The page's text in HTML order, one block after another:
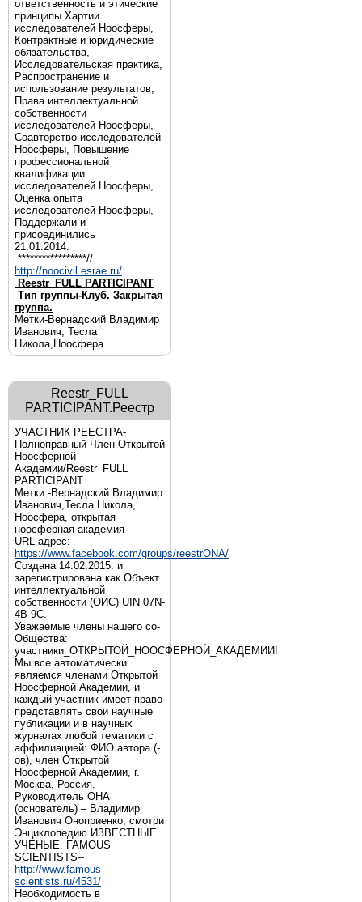
ответственность и этические
принципы Хартии
исследователей Ноосферы,
Контрактные и юридические
обязательства,
Исследовательская практика,
Распространение и
использование результатов,
Права интеллектуальной
собственности
исследователей Ноосферы,
Соавторство исследователей
Ноосферы, Повышение
профессиональной
квалификации
исследователей Ноосферы,
Оценка опыта
исследователей Ноосферы,
Поддержали и
присоединились
21.01.2014.
*****************//
http://noocivil.esrae.ru/
Reestr_FULL PARTICIPANT
Тип группы-Клуб. Закрытая
группа.
Метки-Вернадский Владимир
Иванович, Тесла
Никола,Ноосфера.
Reestr_FULL
PARTICIPANT.Реестр
УЧАСТНИК РЕЕСТРА-
Полноправный Член Открытой
Ноосферной
Академии/Reestr_FULL
PARTICIPANT
Метки -Вернадский Владимир
Иванович,Тесла Никола,
Ноосфера, открытая
ноосферная академия
URL-адрес:
https://www.facebook.com/groups/reestrONA/
Создана 14.02.2015. и
зарегистрирована как Объект
интеллектуальной
собственности (ОИС) UIN 07N-
4B-9C.
Уважаемые члены нашего со-
Общества:
участники_ОТКРЫТОЙ_НООСФЕРНОЙ_АКАДЕМИИ!
Мы все автоматически
являемся членами Открытой
Ноосферной Академии, и
каждый участник имеет право
представлять свои научные
публикации и в научных
журналах любой тематики с
аффилиацией: ФИО автора (-
ов), член Открытой
Ноосферной Академии, г.
Москва, Россия.
Руководитель ОНА
(основатель) – Владимир
Иванович Оноприенко, смотри
Энциклопедию ИЗВЕСТНЫЕ
УЧЕНЫЕ. FAMOUS
SCIENTISTS--
http://www.famous-
scientists.ru/4531/
Необходимость в